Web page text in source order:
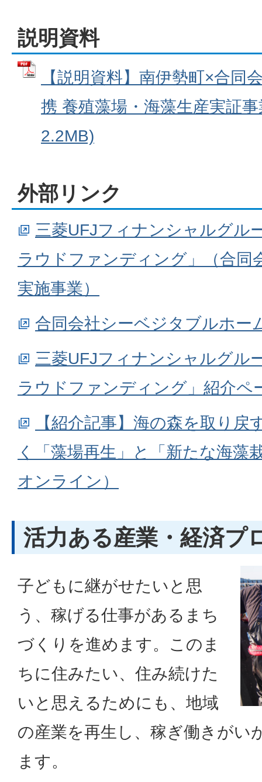
説明資料
【説明資料】南伊勢町×合同
携 養殖藻場・海藻生産実証
2.2MB)
外部リンク
三菱UFJフィナンシャルグル
ラウドファンディング」（合同
実施事業）
合同会社シーベジタブルホー
三菱UFJフィナンシャルグル
ラウドファンディング」紹介ペ
【紹介記事】海の森を取り戻
く「藻場再生」と「新たな海藻
オンライン）
活力ある産業・経済プ
子どもに継がせたいと思
う、稼げる仕事があるまち
づくりを進めます。このま
ちに住みたい、住み続けた
いと思えるためにも、地域
の産業を再生し、稼ぎ働きがい
ます。